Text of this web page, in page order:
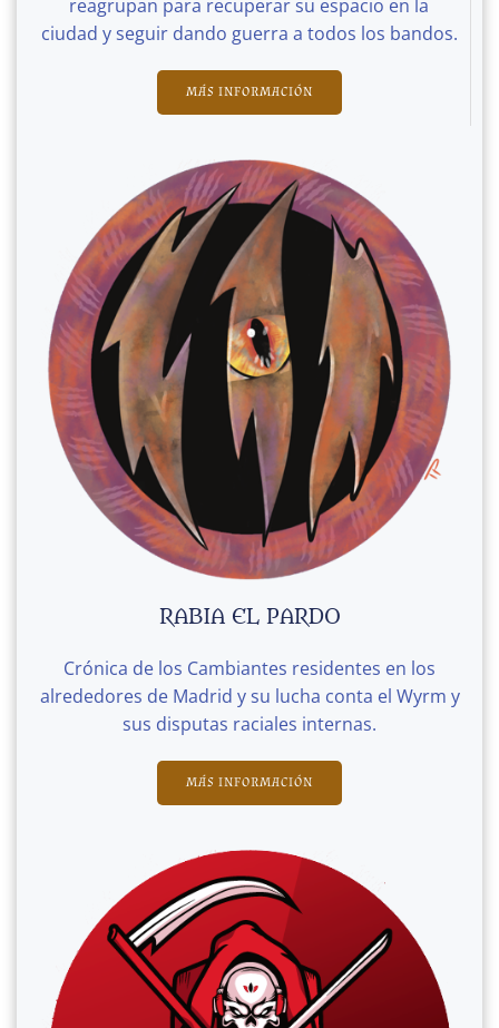
reagrupan para recuperar su espacio en la
ciudad y seguir dando guerra a todos los bandos.
MÁS INFORMACIÓN
RABIA EL PARDO
Crónica de los Cambiantes residentes en los
alrededores de Madrid y su lucha conta el Wyrm y
sus disputas raciales internas.
MÁS INFORMACIÓN